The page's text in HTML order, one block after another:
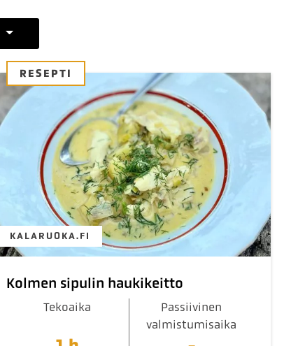
RESEPTI
KALARUOKA.FI
Kolmen sipulin haukikeitto
Tekoaika
Passiivinen
valmistumisaika